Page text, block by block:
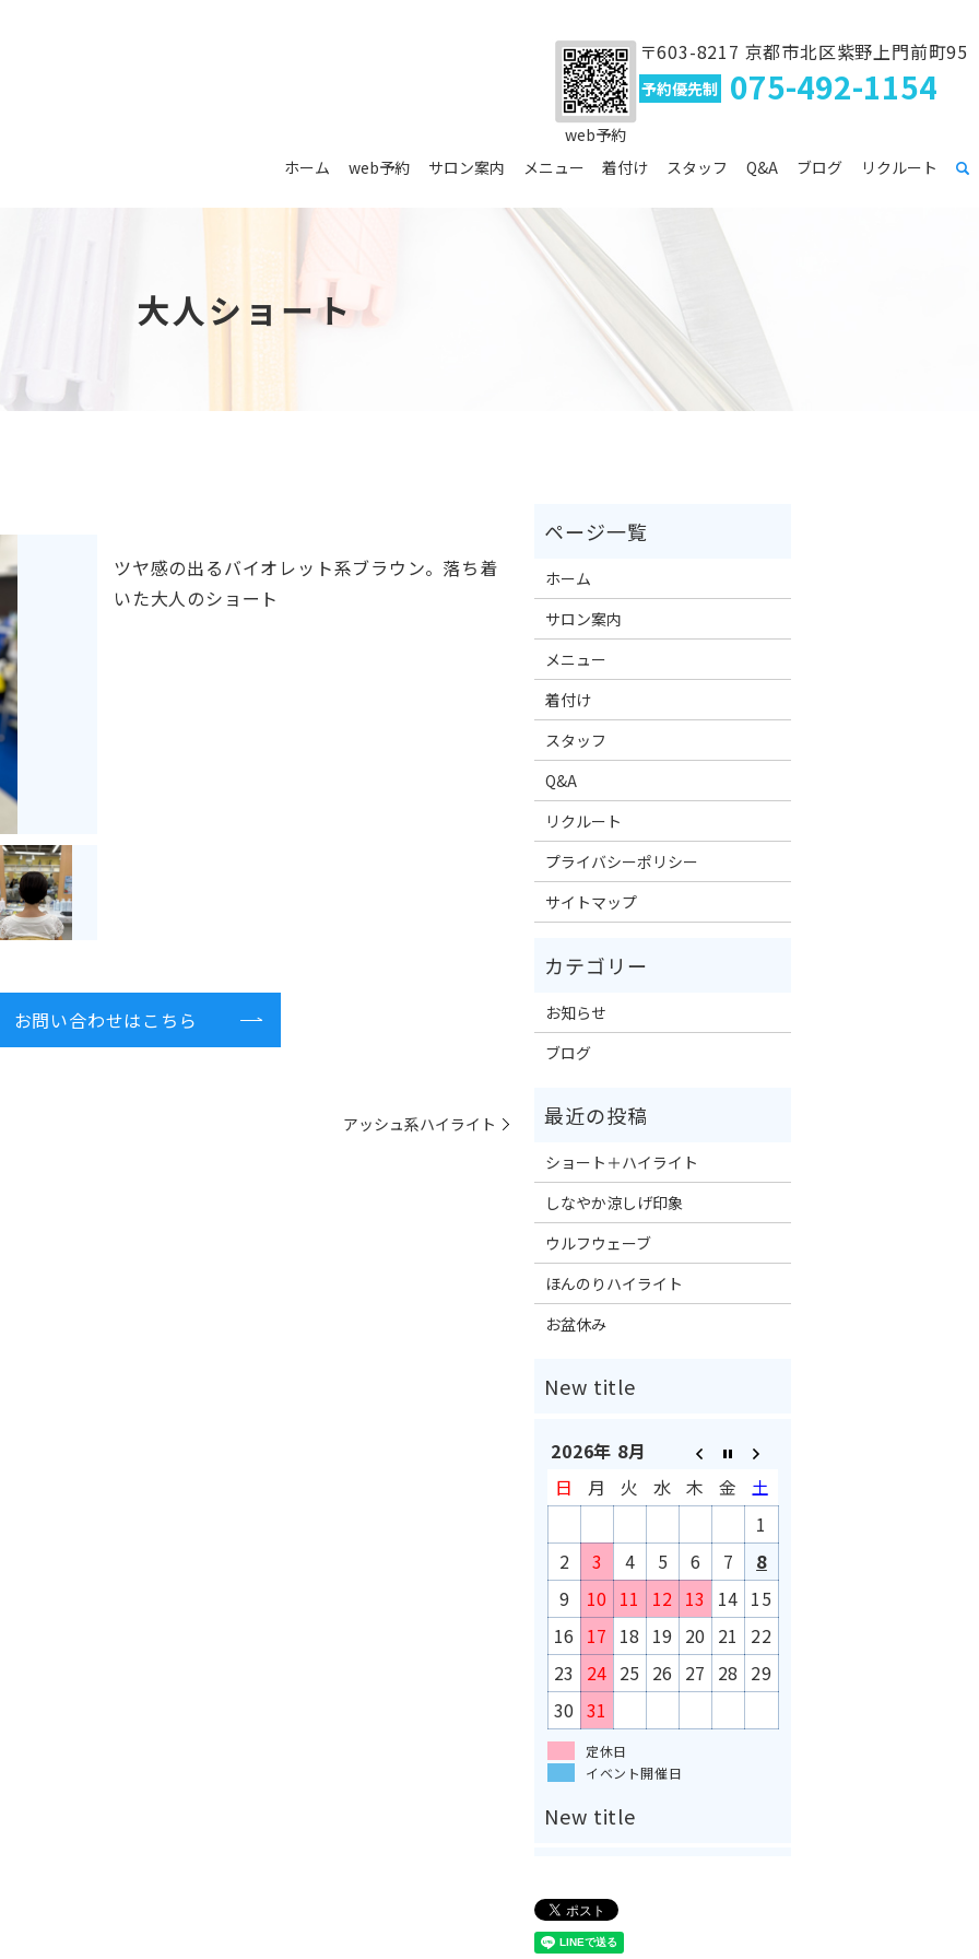
ホーム web予約 サロン案内 メニュー 着付け スタッフ Q&A ブログ リクルート
web予約
〒603-8217 京都市北区紫野上門前町95
予約優先制 075-492-1154
大人ショート
ツヤ感の出るバイオレット系ブラウン。落ち着
いた大人のショート
お問い合わせはこちら
アッシュ系ハイライト
ホーム
サロン案内
メニュー
着付け
スタッフ
Q&A
リクルート
プライバシーポリシー
サイトマップ
お知らせ
ブログ
ショート＋ハイライト
しなやか涼しげ印象
ウルフウェーブ
ほんのりハイライト
お盆休み
2026年 8月
日
月 火 水 木 金
土
1
2
3 4 5 6 7
8
9
10 11 12 13 14 15
16 17 18 19 20 21
22
23 24 25 26 27 28 29
30 31
定休日
イベント開催日